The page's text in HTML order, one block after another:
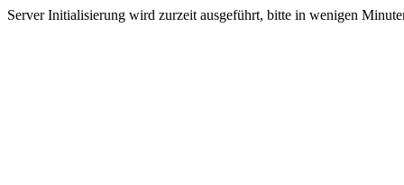
Server Initialisierung wird zurzeit ausgeführt, bitte in wenigen